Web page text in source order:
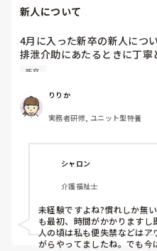
最後のお見送りでストレッチ
と思えるほどでした。
今日は長かったし疲れたか
この仕事をしていたらこうい
きずってしまったら続かな
気持ち切り替えて頑張りたい
新人について
4月に入った新卒の新人につい
排泄介助にあたるときに丁
整をしたり、便失禁した時
何回かアドバイスはして1人
うにはなったのですが、便失
ります。やっぱり慣れしか無
新卒
りりか
実務者研修, ユニット型特養
シャロン
介護福祉士
未経験ですよね?慣れしか無
も最初、時間がかかります
人の頃は私も便失禁などは
がらやってましたね。でも今